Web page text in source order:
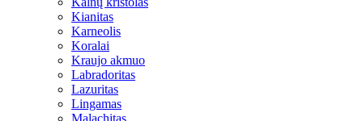
Kianitas
Karneolis
Koralai
Kraujo akmuo
Labradoritas
Lazuritas
Lingamas
Malachitas